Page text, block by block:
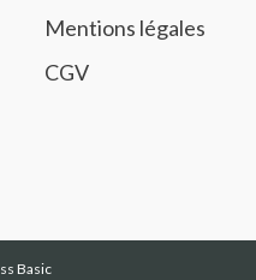
Mentions légales
CGV
Basic